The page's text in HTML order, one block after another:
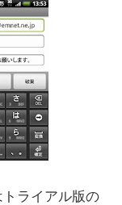
ライアル版の